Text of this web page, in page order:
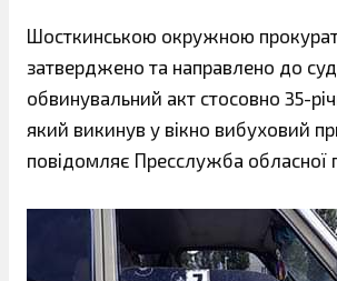
Шосткинською окружною
затверджено та направлено до
обвинувальний акт стосовно 35-
який викинув у вікно вибуховий
повідомляє Пресслужба обласної